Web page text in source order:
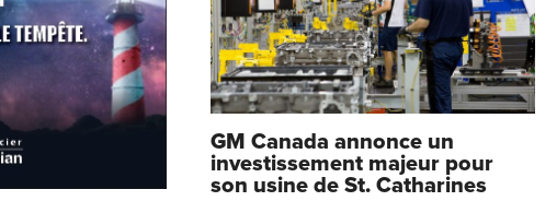
GM Canada annonce un
investissement majeur pour
son usine de St. Catharines